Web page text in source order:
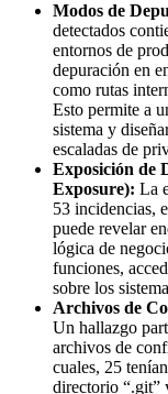
Modos de
detectados
entornos de
depuración en
como rutas
Esto permite a
sistema y
escaladas de
Exposición de
Exposure): La
53 incidencias,
puede revelar
lógica de
funciones,
sobre los
Archivos de
Un hallazgo
archivos de
cuales, 25
directorio “.git”